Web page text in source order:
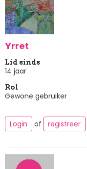
Yrret
Lid sinds
14 jaar
Rol
Gewone gebruiker
Login of registreer